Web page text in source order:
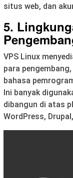
situs web, dan
5.
VPS Linux
para
bahasa
Ini banyak
dibangun di atas
WordPress,